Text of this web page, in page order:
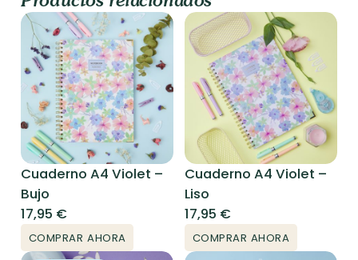
Cuaderno A4 Violet –
Bujo
17,95 €
COMPRAR AHORA
Cuaderno A4 Violet –
Liso
17,95 €
COMPRAR AHORA